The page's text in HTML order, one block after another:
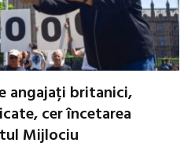
angajați britanici,
cer încetarea
Mijlociu